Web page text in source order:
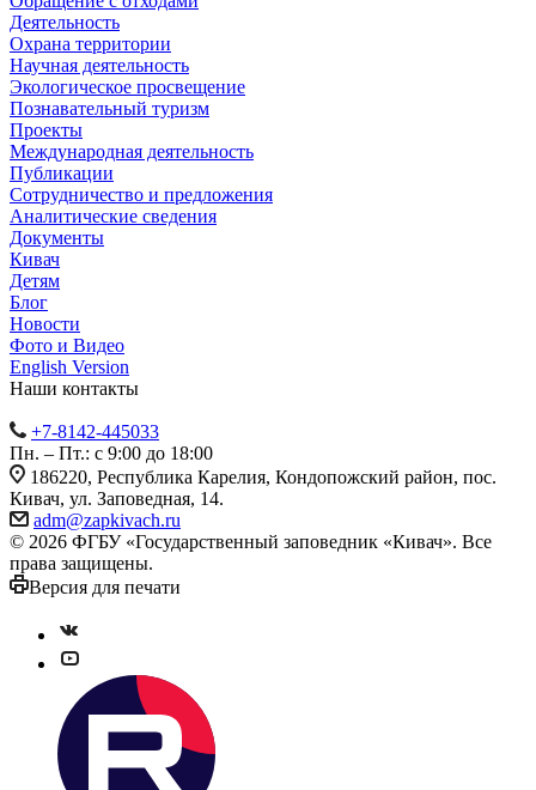
Деятельность
Охрана территории
Научная деятельность
Экологическое просвещение
Познавательный туризм
Проекты
Международная деятельность
Публикации
Сотрудничество и предложения
Аналитические сведения
Документы
Кивач
Детям
Блог
Новости
Фото и Видео
English Version
Наши контакты
+7-8142-445033
Пн. – Пт.: с 9:00 до 18:00
186220, Республика Карелия, Кондопожский район, пос.
Кивач, ул. Заповедная, 14.
adm@zapkivach.ru
© 2026 ФГБУ «Государственный заповедник «Кивач». Все
права защищены.
Версия для печати